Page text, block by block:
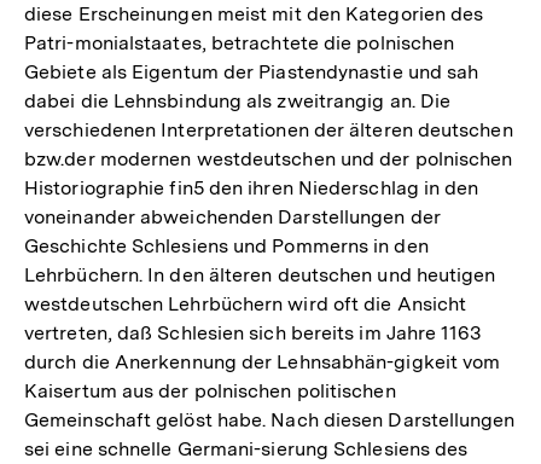
diese Erscheinungen meist mit den Kategorien des
Patri-monialstaates, betrachtete die polnischen
Gebiete als Eigentum der Piastendynastie und sah
dabei die Lehnsbindung als zweitrangig an. Die
verschiedenen Interpretationen der älteren deutschen
bzw.der modernen westdeutschen und der polnischen
Historiographie fin5 den ihren Niederschlag in den
voneinander abweichenden Darstellungen der
Geschichte Schlesiens und Pommerns in den
Lehrbüchern. In den älteren deutschen und heutigen
westdeutschen Lehrbüchern wird oft die Ansicht
vertreten, daß Schlesien sich bereits im Jahre 1163
durch die Anerkennung der Lehnsabhän-gigkeit vom
Kaisertum aus der polnischen politischen
Gemeinschaft gelöst habe. Nach diesen Darstellungen
sei eine schnelle Germani-sierung Schlesiens des